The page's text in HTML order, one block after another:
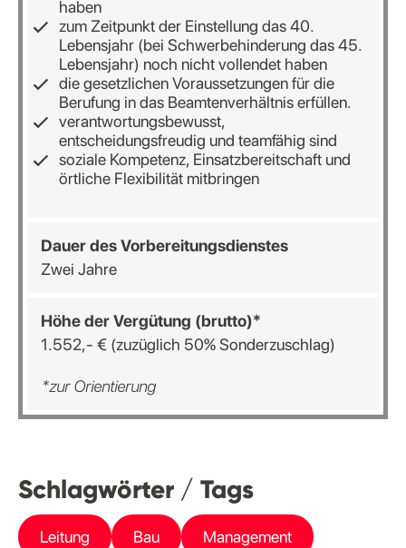
haben
zum Zeitpunkt der Einstellung das 40.
Lebensjahr (bei Schwerbehinderung das 45.
Lebensjahr) noch nicht vollendet haben
die gesetzlichen Voraussetzungen für die
Berufung in das Beamtenverhältnis erfüllen.
verantwortungsbewusst,
entscheidungsfreudig und teamfähig sind
soziale Kompetenz, Einsatzbereitschaft und
örtliche Flexibilität mitbringen
DauerdesVorbereitungsdienstes
Zwei Jahre
HöhederVergütung (brutto)*
1.552,- € (zuzüglich 50% Sonderzuschlag)
*zur Orientierung
Schlagwörter / Tags
Leitung Bau Management